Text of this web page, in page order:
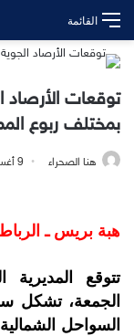
القائمة
توقعات
بمختلف ربوع
هنا الصحراء 9 أغسطس، 2024 - 9:03 صباحًا
هبة بريس ـ
تتوقع المديرية
الجمعة، تشكل
السواحل